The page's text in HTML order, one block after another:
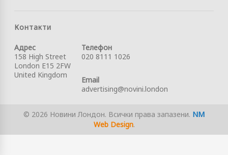
Контакти
Адрес
158 High Street
London E15 2FW
United Kingdom
Телефон
020 8111 1026
Email
advertising@novini.london
© 2026 Новини Лондон. Всички права запазени. NM
Web Design.